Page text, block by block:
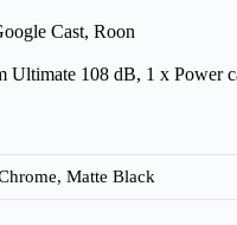
Cast, Roon
Ultimate 108 dB, 1 x Power
Matte Black